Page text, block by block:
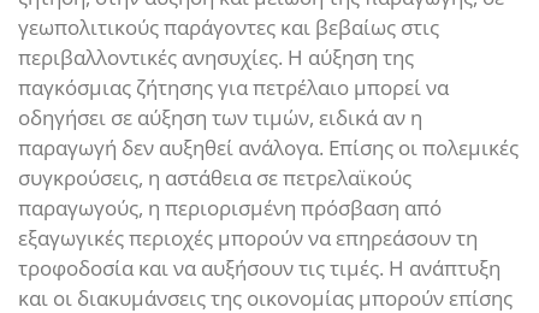
γεωπολιτικούς παράγοντες και βεβαίως στις
περιβαλλοντικές ανησυχίες. Η αύξηση της
παγκόσμιας ζήτησης για πετρέλαιο μπορεί να
οδηγήσει σε αύξηση των τιμών, ειδικά αν η
παραγωγή δεν αυξηθεί ανάλογα. Επίσης οι πολεμικές
συγκρούσεις, η αστάθεια σε πετρελαϊκούς
παραγωγούς, η περιορισμένη πρόσβαση από
εξαγωγικές περιοχές μπορούν να επηρεάσουν τη
τροφοδοσία και να αυξήσουν τις τιμές. Η ανάπτυξη
και οι διακυμάνσεις της οικονομίας μπορούν επίσης